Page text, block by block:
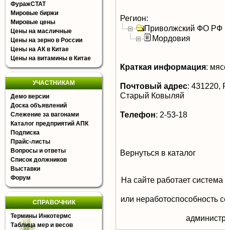
ФуражСТАТ
Мировые биржи
Мировые цены
Цены на масличные
Цены на зерно в России
Цены на АК в Китае
Цены на витамины в Китае
УЧАСТНИКАМ
Демо версии
Доска объявлений
Слежение за вагонами
Каталог предприятий АПК
Подписка
Прайс-листы
Вопросы и ответы
Список должников
Выставки
Форум
СПРАВОЧНИК
Термины Инкотермс
Таблица мер и весов
Регион:
Приволжский ФО РФ
Мордовия
Краткая информация:
Почтовый адрес: 431220,
Старый Ковыляй
Телефон: 2-53-18
Вернуться в каталог
На сайте работает
или неработоспособность